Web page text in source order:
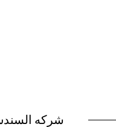
شركه